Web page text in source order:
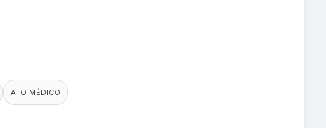
ATO MÉDICO